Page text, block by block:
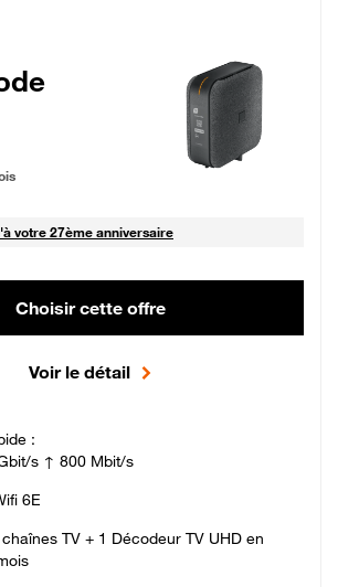
Fibre_18_26
0 mois puis 49,99 € par mois, Sans engagement
mois
votre 27ème anniversaire
Choisir cette offre
Voir le détail
:
s ↑ 800 Mbit/s
6E
TV + 1 Décodeur TV UHD en